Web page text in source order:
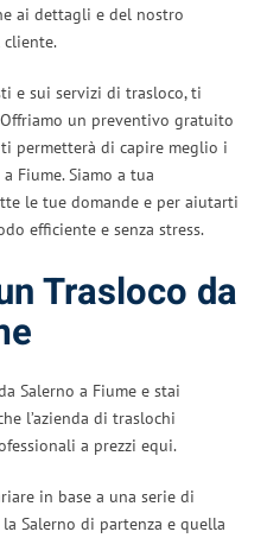
ai dettagli e del nostro
cliente.
e sui servizi di trasloco, ti
un preventivo gratuito
permetterà di capire meglio i
Fiume. Siamo a tua
le tue domande e per aiutarti
efficiente e senza stress.
Trasloco da
Salerno a Fiume e stai
l’azienda di traslochi
a prezzi equi.
in base a una serie di
Salerno di partenza e quella